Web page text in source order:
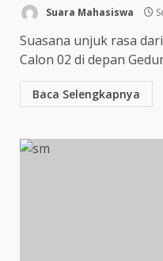
Suara Mahasiswa
Suasana unjuk rasa
Calon 02 di depan
Baca Selengkapnya